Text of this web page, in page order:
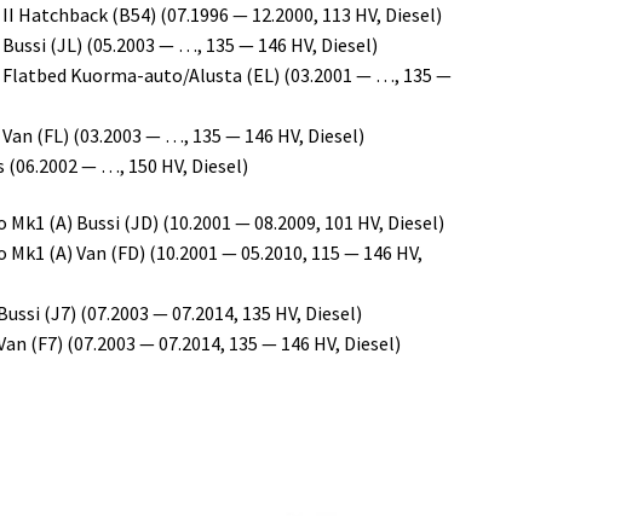
Hatchback (B54) (07.1996 — 12.2000, 113 HV, Diesel)
(JL) (05.2003 — …, 135 — 146 HV, Diesel)
Flatbed Kuorma-auto/Alusta (EL) (03.2001 — …, 135 —
(FL) (03.2003 — …, 135 — 146 HV, Diesel)
(06.2002 — …, 150 HV, Diesel)
Mk1 (A) Bussi (JD) (10.2001 — 08.2009, 101 HV, Diesel)
Mk1 (A) Van (FD) (10.2001 — 05.2010, 115 — 146 HV,
(J7) (07.2003 — 07.2014, 135 HV, Diesel)
(F7) (07.2003 — 07.2014, 135 — 146 HV, Diesel)